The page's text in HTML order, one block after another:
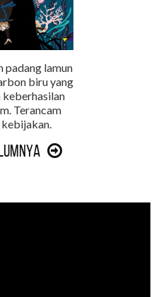
padang lamun
biru yang
keberhasilan
Terancam